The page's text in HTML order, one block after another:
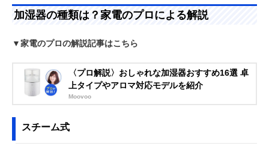
加湿器の種類は？家電のプロによる解説
▼家電のプロの解説記事はこちら
〈プロ解説〉おしゃれな加湿器おすすめ16選 卓
上タイプやアロマ対応モデルを紹介
Moovoo
スチーム式